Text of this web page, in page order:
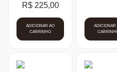
R$225,00
ADICIONAR AO
CARRINHO
ADICIONAR